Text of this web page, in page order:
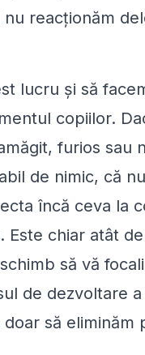
reacţionăm
lucru şi să
copiilor.
furios sau
de nimic, că
încă ceva la
chiar atât
să vă
de dezvoltare
să eliminăm